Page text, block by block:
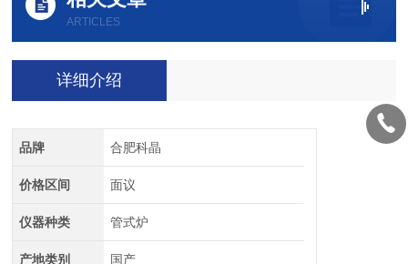
ARTICLES
详细介绍
品牌 合肥科晶
价格区间 面议
仪器种类 管式炉
产地类别 国产